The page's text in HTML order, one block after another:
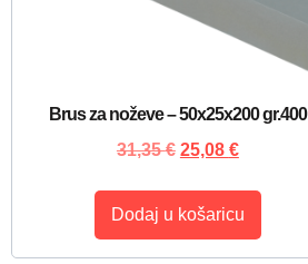
Brus za noževe – 50x25x200 gr.400
31,35€ 25,08 €
Dodaj u košaricu